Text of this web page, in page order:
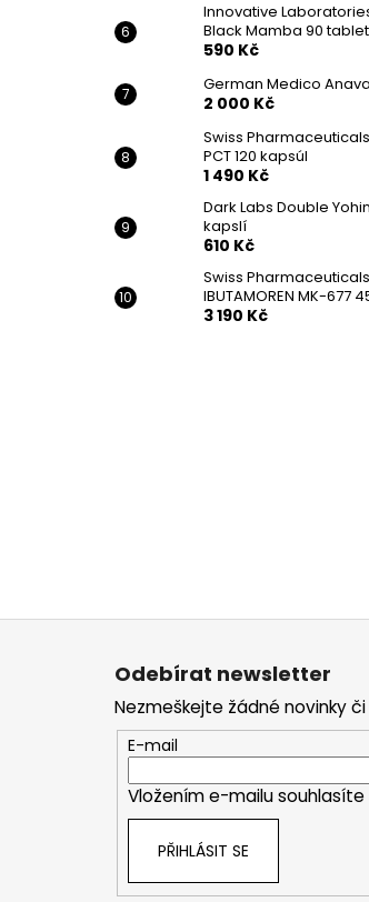
Innovative
Black Mamba 90 tablet
590 Kč
German Medico
2 000 Kč
Swiss
PCT 120 kapsúl
1 490 Kč
Dark Labs Double
kapslí
610 Kč
Swiss Pharmaceuticals
IBUTAMOREN MK-677
3 190 Kč
Z
Odebírat newsletter
Nezmeškejte žádné novinky
E-mail
Vložením e-mailu souhlasíte
PŘIHLÁSIT SE